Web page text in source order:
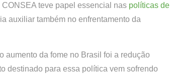
teve papel essencial nas políticas de
auxiliar também no enfrentamento da
aumento da fome no Brasil foi a redução
destinado para essa política vem sofrendo